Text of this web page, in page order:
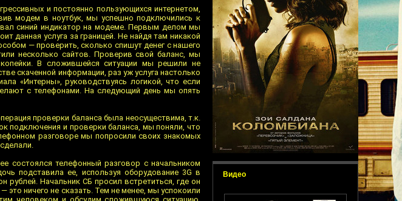
Видео
и постоянно пользующихся интернетом,
модем в ноутбук, мы успешно подключились к
синий индикатор на модеме. Первым делом мы
данная услуга за границей. Не найдя там никакой
— проверить, сколько спишут денег с нашего
несколько сайтов. Проверив свой баланс, мы
В сложившейся ситуации мы решили не
скаченной информации, раз уж услуга настолько
«Интерны», руководствуясь логикой, что если
с телефонами. На следующий день мы опять
проверки баланса была неосуществима, т.к.
подключения и проверки баланса, мы поняли, что
разговоре мы попросили своих знакомых
состоялся телефонный разговор с начальником
подставила ее, используя оборудование 3G в
рублей. Начальник СБ просил встретиться, где он
ничего не сказать. Тем не менее, мы успокоили